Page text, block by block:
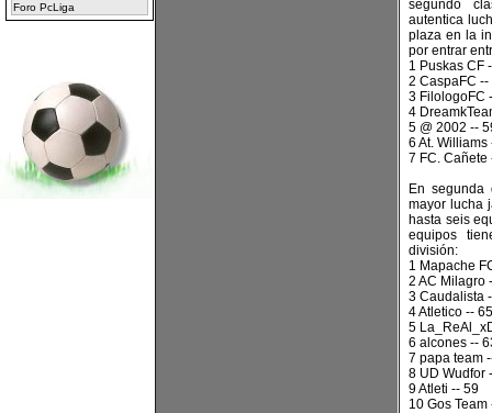
Foro PcLiga
segundo
autentica
plaza en la
por entrar
1 Puskas CF
2 CaspaFC --
3 FilologoFC
4
5 @ 2002 --
6 At. Williams
7 FC. Cañete
En segunda
mayor lucha
hasta seis
equipos
división:
1 Mapache
2 AC Milagro
3 Caudalista
4 Atletico -- 65
5
6 alcones --
7 papa team
8 UD Wudfor
9 Atleti -- 59
10 Gos Team